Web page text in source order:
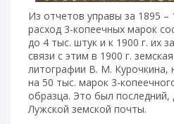
Из отчетов управы за 1895 –
расход 3-копеечных марок
до 4 тыс. штук и к 1900 г. их
связи с этим в 1900 г.
литографии В. М. Курочкина,
на 50 тыс. марок 3-
образца. Это был
Лужской земской почты.